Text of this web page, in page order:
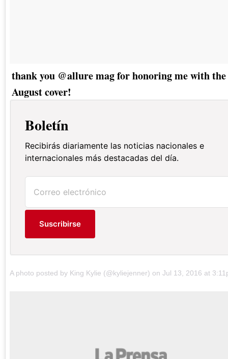
thank you @allure mag for honoring me with the
August cover!
Boletín
Recibirás diariamente las noticias nacionales e
internacionales más destacadas del día.
Suscribirse
A photo posted by King Kylie (@kyliejenner) on Jul 13, 2016 at